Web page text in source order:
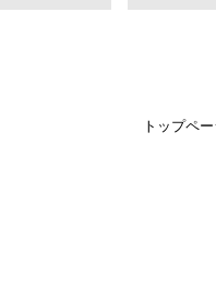
トップペ